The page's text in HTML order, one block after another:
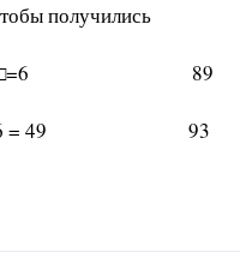
получились
□=6 89
6 = 49 93